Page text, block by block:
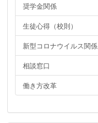
奨学金関係
生徒心得（校則）
新型コロナウイルス関係
相談窓口
働き方改革